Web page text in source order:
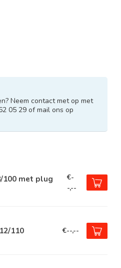
Neem contact met op met
05 29 of mail ons op
100 met plug
€-
-,--
110 €--,--